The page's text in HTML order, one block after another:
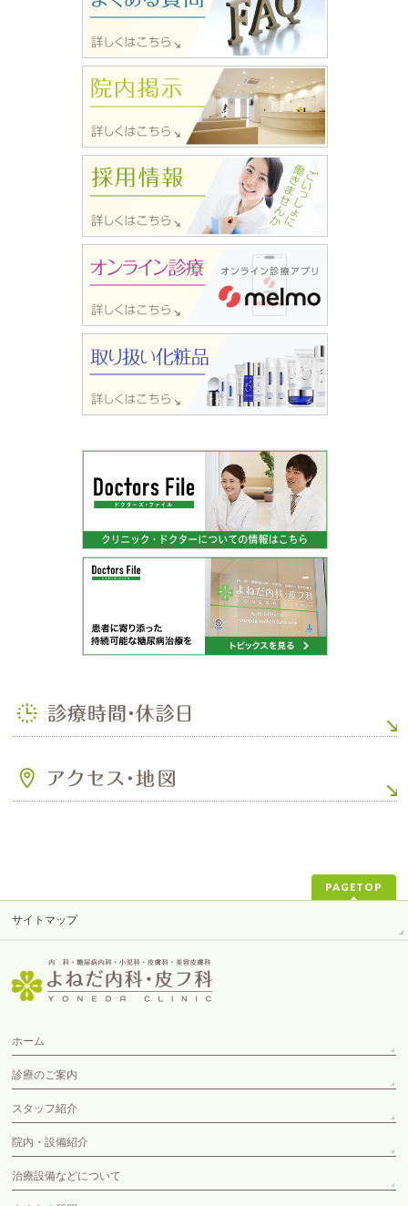
PAGETOP
サイトマップ
ホーム
診療のご案内
スタッフ紹介
院内・設備紹介
治療設備などについて